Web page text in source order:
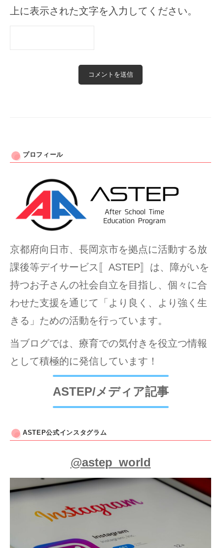
上に表示された文字を入力してください。
プロフィール
京都府向日市、長岡京市を拠点に活動する放
課後等デイサービス〚ASTEP〛は、障がいを
持つお子さんの社会自立を目指し、個々に合
わせた支援を通じて「より良く、より強く生
きる」ための活動を行っています。
当ブログでは、療育での気付きを役立つ情報
として積極的に発信しています！
ASTEP/メディア記事
ASTEP公式インスタグラム
@astep_world